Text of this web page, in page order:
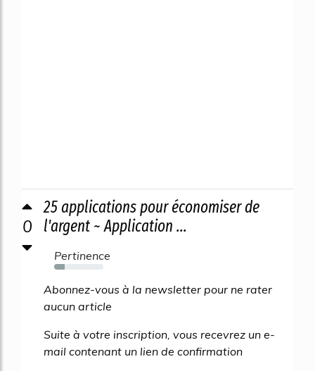
0
25 applications pour économiser de
l'argent ~ Application ...
Pertinence
21%
Abonnez-vous à la newsletter pour ne rater
aucun article
Suite à votre inscription, vous recevrez un e-
mail contenant un lien de confirmation